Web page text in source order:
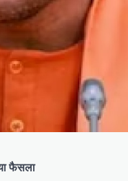
फैसला